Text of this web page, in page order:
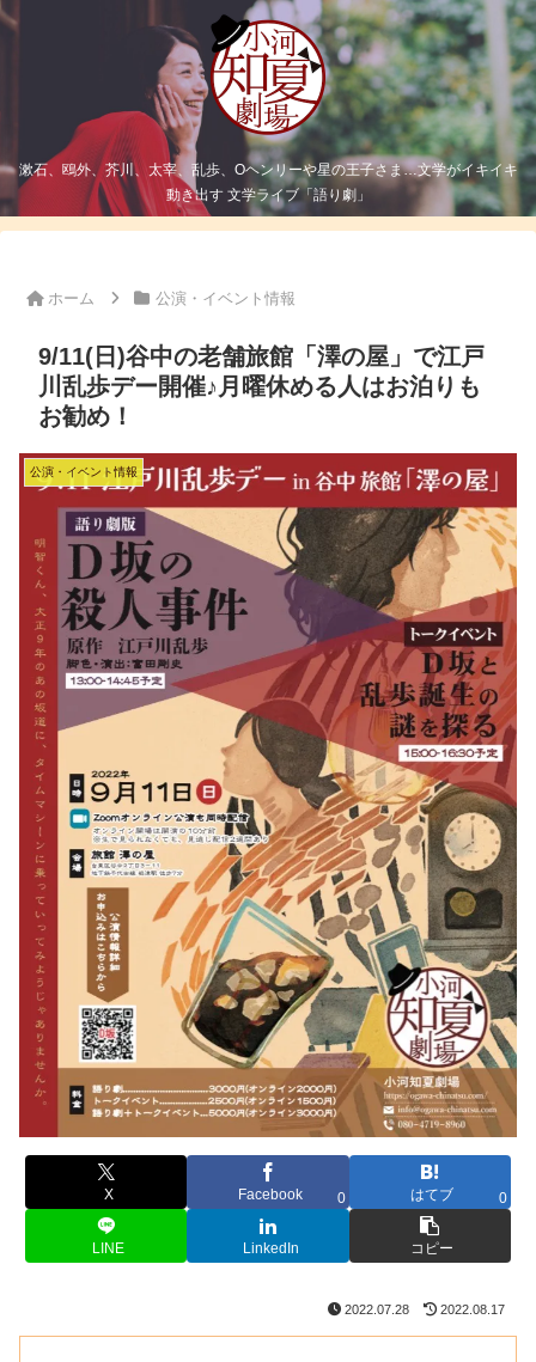
漱石、鴎外、芥川、太宰、乱歩、Oヘンリーや星の王子さま…文学がイキイキ
動き出す 文学ライブ「語り劇」
ホーム 公演・イベント情報
9/11(日)谷中の老舗旅館「澤の屋」で江戸
川乱歩デー開催♪月曜休める人はお泊りも
お勧め！
公演・イベント情報
X Facebook 0 はてブ 0
LINE LinkedIn コピー
2022.07.28 2022.08.17